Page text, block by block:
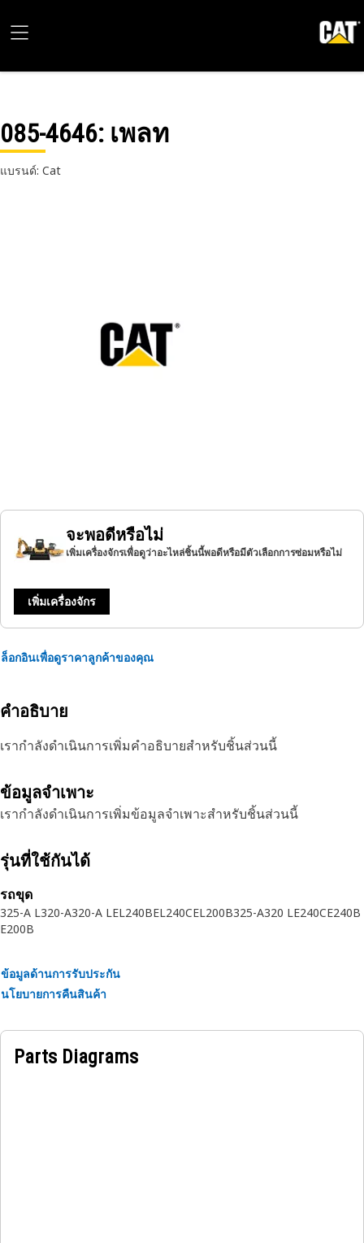
085-4646: เพลท
แบรนด์: Cat
จะพอดีหรือไม่
เพิ่มเครื่องจักรเพื่อดูว่าอะไหล่ชิ้นนี้พอดีหรือมีตัวเลือกการซ่อมหรือไม่
เพิ่มเครื่องจักร
ล็อกอินเพื่อดูราคาลูกค้าของคุณ
คำอธิบาย
เรากำลังดำเนินการเพิ่มคำอธิบายสำหรับชิ้นส่วนนี้
ข้อมูลจำเพาะ
เรากำลังดำเนินการเพิ่มข้อมูลจำเพาะสำหรับชิ้นส่วนนี้
รุ่นที่ใช้กันได้
รถขุด
325-A L320-A320-A LEL240BEL240CEL200B325-A320 LE240CE240B
E200B
ข้อมูลด้านการรับประกัน
นโยบายการคืนสินค้า
Parts Diagrams